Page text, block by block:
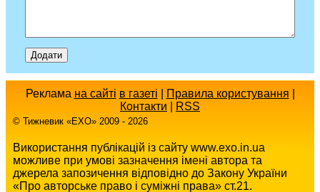
Реклама на сайті в газеті Правила користування
Контакти
RSS
© Тижневик «EХO» 2009 - 2026
Використання публікацій із сайту www.exo.in.ua
можливе при умові зазначення імені автора та
джерела запозичення відповідно до Закону України
«Про авторське право і суміжні права» ст.21.